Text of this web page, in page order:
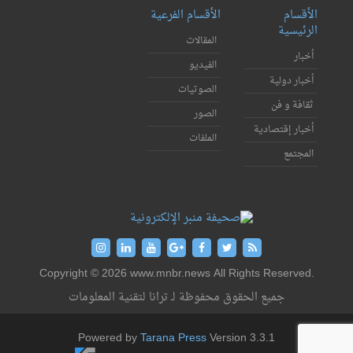
الأقسام
الرئيسية
أخبار
أخبار دولية
ثقافة و فن
أخبار إقتصادية
المجتمع
الأقسام الفرعية
المقالات
الفيديو
الصوتيات
الصور
الملفات
Copyright © 2026 www.mnbr.news All Rights Reserved.
جميع الحقوق محفوظة لـ ترانا لتقنية المعلومات
Powered byTarana PressVersion 3.3.1